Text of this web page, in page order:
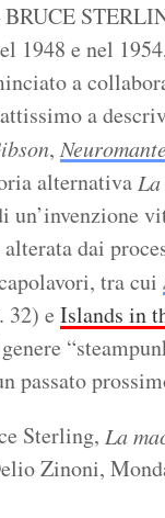
1948 e nel
a
a
,Neuromante
alternativa
un’invenzione
dai
tra cui
32) e Islands in
passato
Sterling, La
Zinoni,